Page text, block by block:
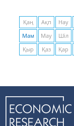
Қаң Ақп Нау
Мам
Мау Шіл
Қыр
Қаз Қар